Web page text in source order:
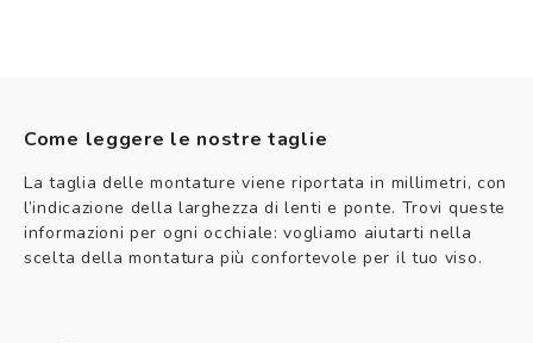
Come leggere le nostre taglie
La taglia delle montature viene riportata in millimetri, con
l’indicazione della larghezza di lenti e ponte. Trovi queste
informazioni per ogni occhiale: vogliamo aiutarti nella
scelta della montatura più confortevole per il tuo viso.